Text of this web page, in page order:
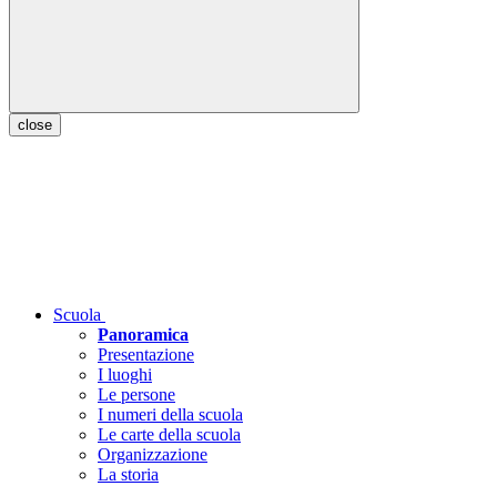
close
Scuola
Panoramica
Presentazione
I luoghi
Le persone
I numeri della scuola
Le carte della scuola
Organizzazione
La storia